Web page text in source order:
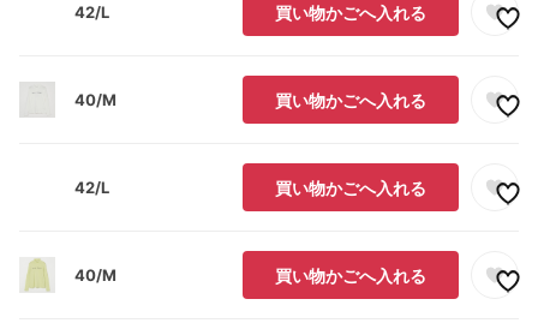
42/L 買い物かごへ入れる
40/M 買い物かごへ入れる
42/L 買い物かごへ入れる
40/M 買い物かごへ入れる